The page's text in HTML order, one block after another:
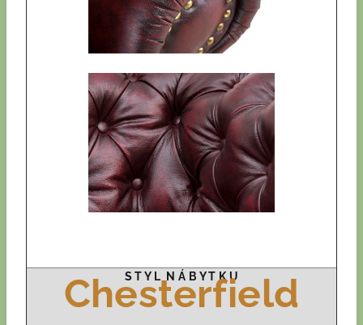
S T Y L N Á B Y T K U
Chesterfield